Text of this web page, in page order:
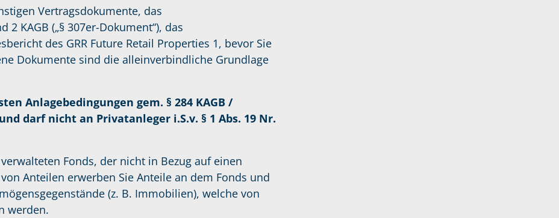
Vertragsdokumente, das
KAGB („§ 307er-Dokument“), das
des GRR Future Retail Properties 1, bevor Sie
Dokumente sind die alleinverbindliche Grundlage
Anlagebedingungen gem. § 284 KAGB /
darf nicht an Privatanleger i.S.v. § 1 Abs. 19 Nr.
Fonds, der nicht in Bezug auf einen
Anteilen erwerben Sie Anteile an dem Fonds und
(z. B. Immobilien), welche von
werden.